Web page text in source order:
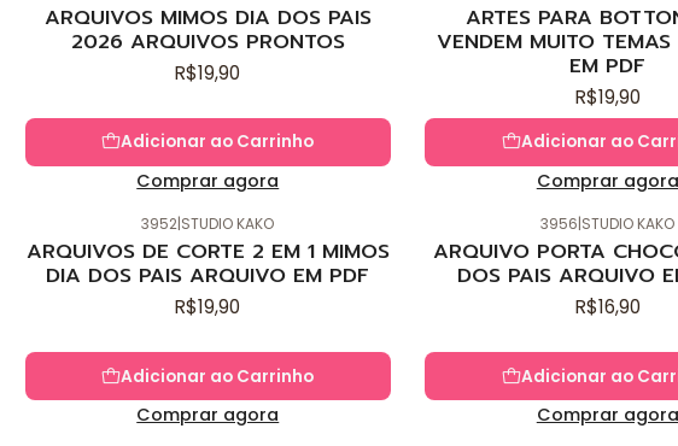
ARQUIVOS MIMOS DIA DOS PAIS
2026 ARQUIVOS PRONTOS
R$19,90
Adicionar ao Carrinho
Comprar agora
ARTES PARA
VENDEM MUITO TEMAS
EM PDF
R$19,90
Adicionar ao
Comprar agora
3952|STUDIO KAKO
ARQUIVOS DE CORTE 2 EM 1 MIMOS
DIA DOS PAIS ARQUIVO EM PDF
R$19,90
Adicionar ao Carrinho
Comprar agora
3956|STUDIO KAKO
ARQUIVO PORTA
DOS PAIS ARQUIVO
R$16,90
Adicionar ao
Comprar agora